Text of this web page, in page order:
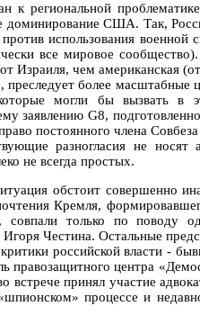
к региональной
США. Так,
использования
все мировое
Израиля, чем американская
преследует более
могли бы вызвать
заявлению G8,
постоянного члена
разногласия не носят
не всегда простых.
обстоит совершенно
Кремля,
совпали только по поводу
Честина. Остальные
российской власти -
правозащитного центра
принял участие
процессе и